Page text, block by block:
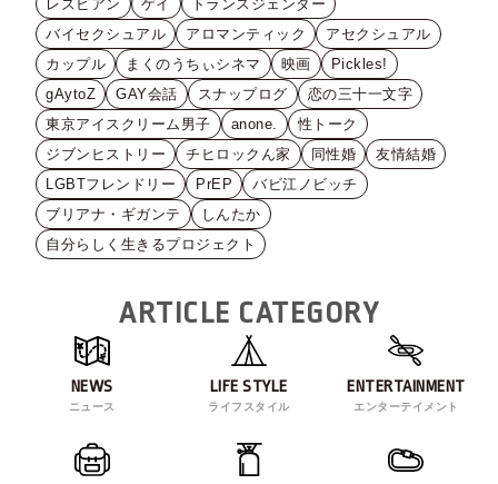
レズビアン ゲイ
トランスジェンダー
バイセクシュアル
アロマンティック
アセクシュアル
カップル
まくのうちぃシネマ 映画
Pickles!
gAytoZ
GAY会話 スナップログ
恋の三十一文字
東京アイスクリーム男子
anone.
性トーク
ジブンヒストリー
チヒロックん家 同性婚
友情結婚
LGBTフレンドリー
PrEP
バビ江ノビッチ
ブリアナ・ギガンテ
しんたか
自分らしく生きるプロジェクト
ARTICLE CATEGORY
NEWS
ニュース
LIFE STYLE
ライフスタイル
ENTERTAINMENT
エンターテイメント